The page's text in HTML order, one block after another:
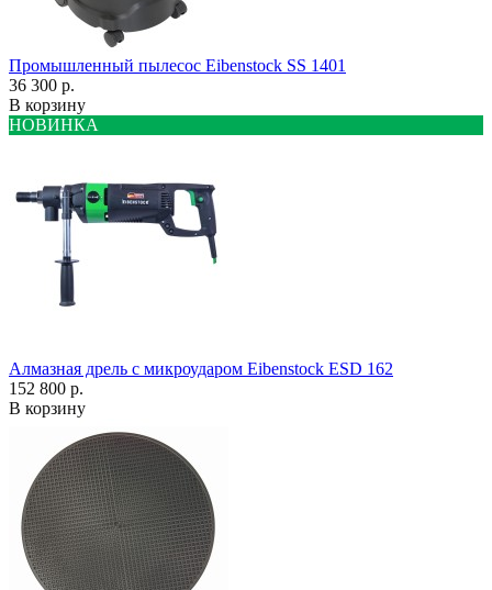
Промышленный пылесос Eibenstock SS 1401
36 300 р.
В корзину
НОВИНКА
Алмазная дрель с микроударом Eibenstock ESD 162
152 800 р.
В корзину